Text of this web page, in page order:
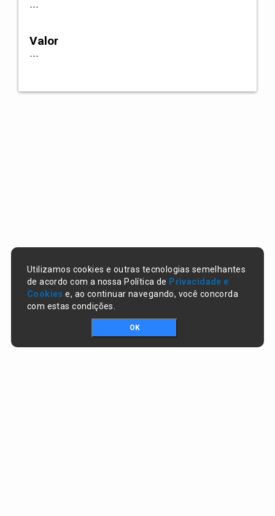
---
Valor
---
Utilizamos cookies e outras tecnologias semelhantes
de acordo com a nossa Política de Privacidade e
Cookies e, ao continuar navegando, você concorda
com estas condições.
OK